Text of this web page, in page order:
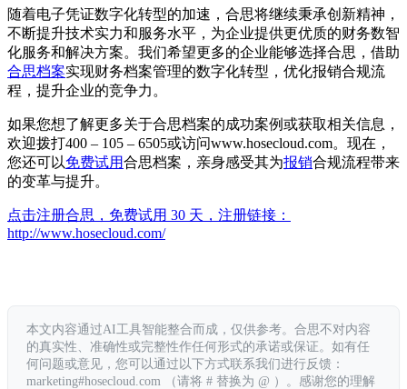
随着电子凭证数字化转型的加速，合思将继续秉承创新精神，
不断提升技术实力和服务水平，为企业提供更优质的财务数智
化服务和解决方案。我们希望更多的企业能够选择合思，借助
合思档案实现财务档案管理的数字化转型，优化报销合规流
程，提升企业的竞争力。
如果您想了解更多关于合思档案的成功案例或获取相关信息，
欢迎拨打400 – 105 – 6505或访问www.hosecloud.com。现在，
您还可以免费试用合思档案，亲身感受其为报销合规流程带来
的变革与提升。
点击注册合思，免费试用 30 天，注册链接：
http://www.hosecloud.com/
本文内容通过AI工具智能整合而成，仅供参考。合思不对内容
的真实性、准确性或完整性作任何形式的承诺或保证。如有任
何问题或意见，您可以通过以下方式联系我们进行反馈：
marketing#hosecloud.com （请将 # 替换为 @ ）。感谢您的理解